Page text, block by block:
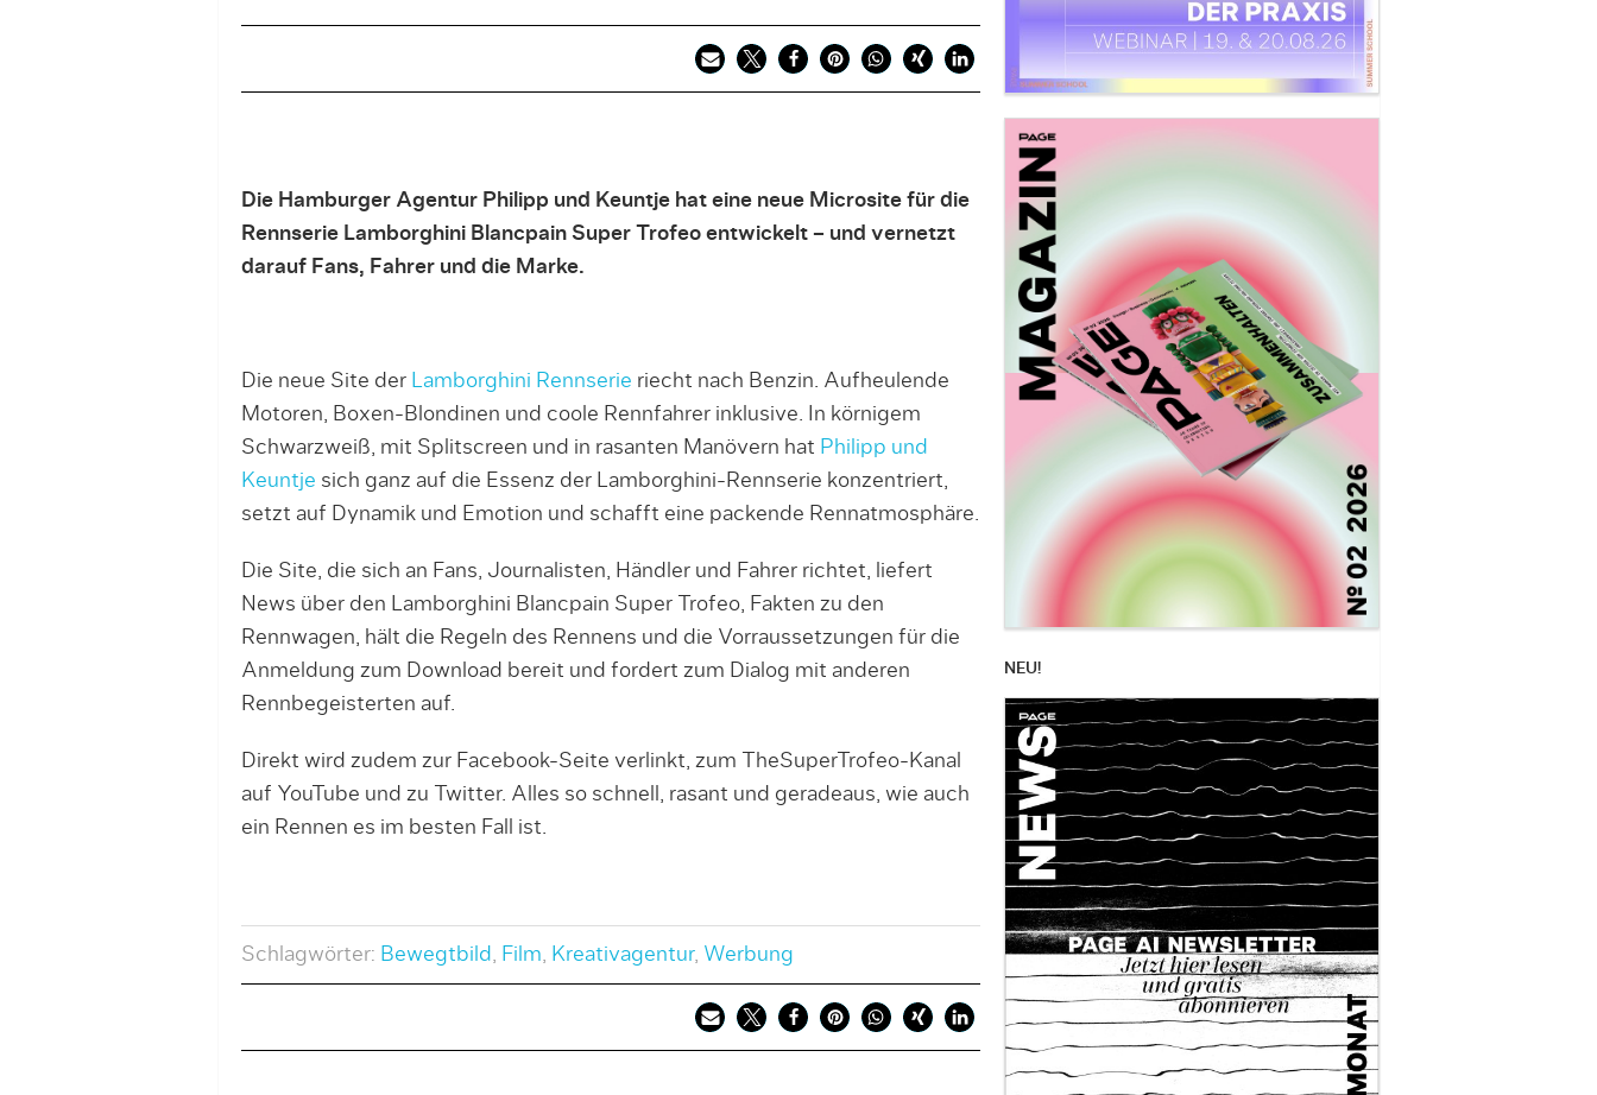
Die Hamburger Agentur Philipp und Keuntje hat eine neue Microsite für die
Rennserie Lamborghini Blancpain Super Trofeo entwickelt – und vernetzt
darauf Fans, Fahrer und die Marke.
Die neue Site der Lamborghini Rennserie riecht nach Benzin. Aufheulende
Motoren, Boxen-Blondinen und coole Rennfahrer inklusive. In körnigem
Schwarzweiß, mit Splitscreen und in rasanten Manövern hat Philipp und
Keuntje sich ganz auf die Essenz der Lamborghini-Rennserie konzentriert,
setzt auf Dynamik und Emotion und schafft eine packende Rennatmosphäre.
Die Site, die sich an Fans, Journalisten, Händler und Fahrer richtet, liefert
News über den Lamborghini Blancpain Super Trofeo, Fakten zu den
Rennwagen, hält die Regeln des Rennens und die Vorraussetzungen für die
Anmeldung zum Download bereit und fordert zum Dialog mit anderen
Rennbegeisterten auf.
Direkt wird zudem zur Facebook-Seite verlinkt, zum TheSuperTrofeo-Kanal
auf YouTube und zu Twitter. Alles so schnell, rasant und geradeaus, wie auch
ein Rennen es im besten Fall ist.
Schlagwörter: Bewegtbild, Film, Kreativagentur, Werbung
NEU!